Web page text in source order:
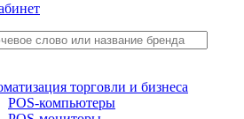
торговли и бизнеса
POS-компьютеры